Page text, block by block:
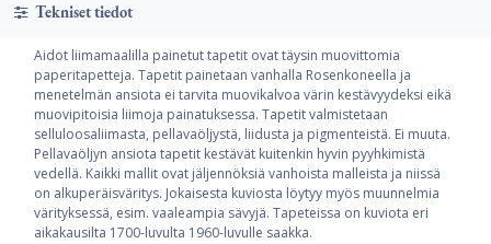
Tekniset tiedot
Aidot liimamaalilla painetut tapetit ovat täysin muovittomia
paperitapetteja. Tapetit painetaan vanhalla Rosenkoneella ja
menetelmän ansiota ei tarvita muovikalvoa värin kestävyydeksi eikä
muovipitoisia liimoja painatuksessa. Tapetit valmistetaan
selluloosaliimasta, pellavaöljystä, liidusta ja pigmenteistä. Ei muuta.
Pellavaöljyn ansiota tapetit kestävät kuitenkin hyvin pyyhkimistä
vedellä. Kaikki mallit ovat jäljennöksiä vanhoista malleista ja niissä
on alkuperäisväritys. Jokaisesta kuviosta löytyy myös muunnelmia
värityksessä, esim. vaaleampia sävyjä. Tapeteissa on kuviota eri
aikakausilta 1700-luvulta 1960-luvulle saakka.